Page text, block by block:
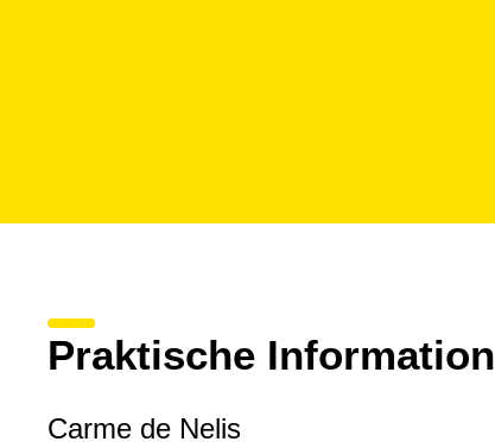
Praktische Information
Carme de Nelis